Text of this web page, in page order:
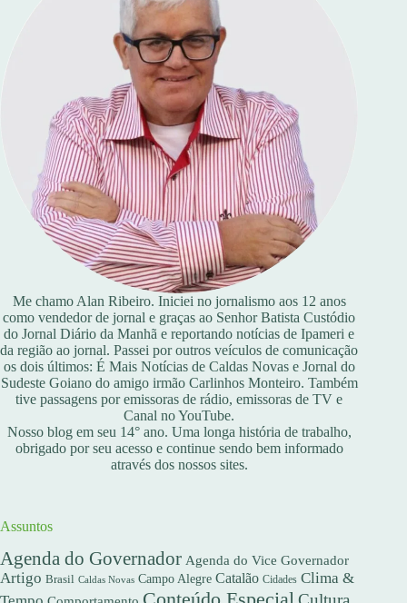
Me chamo Alan Ribeiro. Iniciei no jornalismo aos 12 anos
como vendedor de jornal e graças ao Senhor Batista Custódio
do Jornal Diário da Manhã e reportando notícias de Ipameri e
da região ao jornal. Passei por outros veículos de comunicação
os dois últimos: É Mais Notícias de Caldas Novas e Jornal do
Sudeste Goiano do amigo irmão Carlinhos Monteiro. Também
tive passagens por emissoras de rádio, emissoras de TV e
Canal no YouTube.
Nosso blog em seu 14° ano. Uma longa história de trabalho,
obrigado por seu acesso e continue sendo bem informado
através dos nossos sites.
Assuntos
Agenda do Governador Agenda do Vice Governador
Artigo Brasil Caldas Novas Campo Alegre Catalão Cidades Clima &